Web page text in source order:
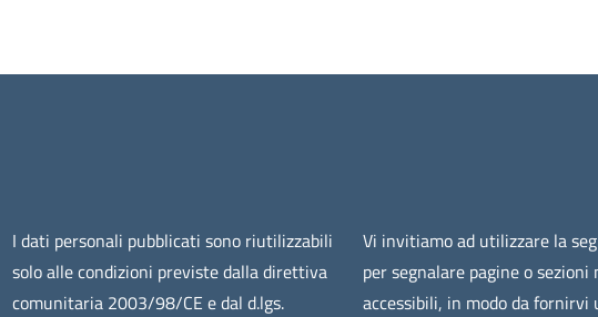
I dati personali pubblicati sono riutilizzabili
solo alle condizioni previste dalla direttiva
comunitaria 2003/98/CE e dal d.lgs.
Vi invitiamo ad utilizzare la
per segnalare pagine o sezioni
accessibili, in modo da fornirvi